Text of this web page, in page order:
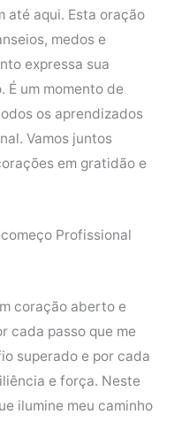
até aqui. Esta oração
medos e
expressa sua
É um momento de
os aprendizados
Vamos juntos
em gratidão e
Profissional
coração aberto e
cada passo que me
superado e por cada
e força. Neste
ilumine meu caminho